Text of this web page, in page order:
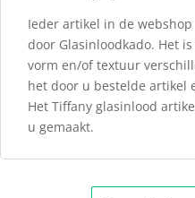
Ieder artikel in de
door Glasinloodkado. Het
vorm en/of textuur
het door u bestelde artikel
Het Tiffany glasinlood
u gemaakt.